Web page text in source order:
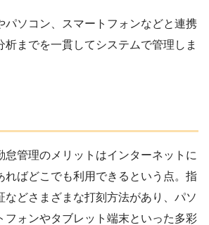
パソコン、スマートフォンなどと連携
析までを一貫してシステムで管理しま
怠管理のメリットはインターネットに
ればどこでも利用できるという点。指
などさまざまな打刻方法があり、パソ
フォンやタブレット端末といった多彩